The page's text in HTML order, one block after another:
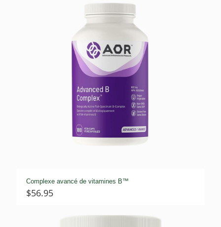
Complexe avancé de vitamines B™
$56.95